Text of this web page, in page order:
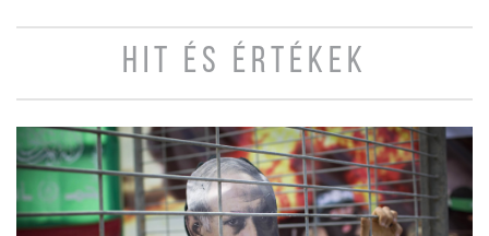
HIT ÉS ÉRTÉKEK